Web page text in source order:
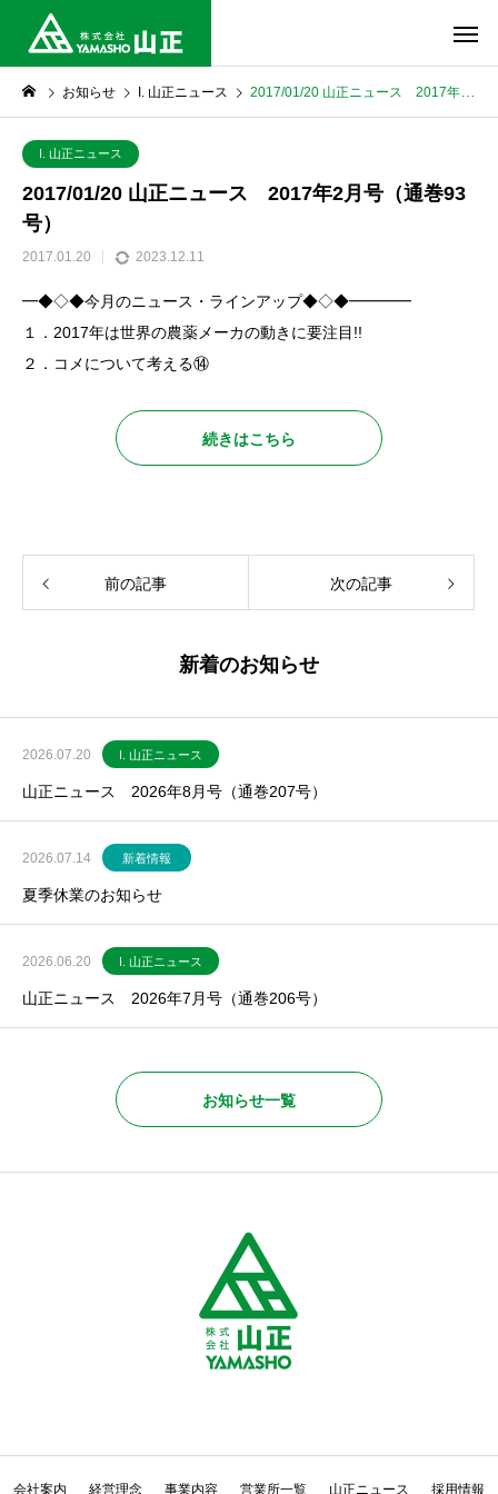
お知らせ I. 山正ニュース 2017/01/20 山正ニュース 2017年2月号（通巻93号）
I. 山正ニュース
2017/01/20 山正ニュース 2017年2月号（通巻93
号）
2017.01.20 2023.12.11
━◆◇◆今月のニュース・ラインアップ◆◇◆━━━━
１．2017年は世界の農薬メーカの動きに要注目!!
２．コメについて考える⑭
続きはこちら
前の記事 次の記事
新着のお知らせ
2026.07.20 I. 山正ニュース
山正ニュース 2026年8月号（通巻207号）
2026.07.14 新着情報
夏季休業のお知らせ
2026.06.20 I. 山正ニュース
山正ニュース 2026年7月号（通巻206号）
お知らせ一覧
会社案内 経営理念 事業内容 営業所一覧 山正ニュース 採用情報